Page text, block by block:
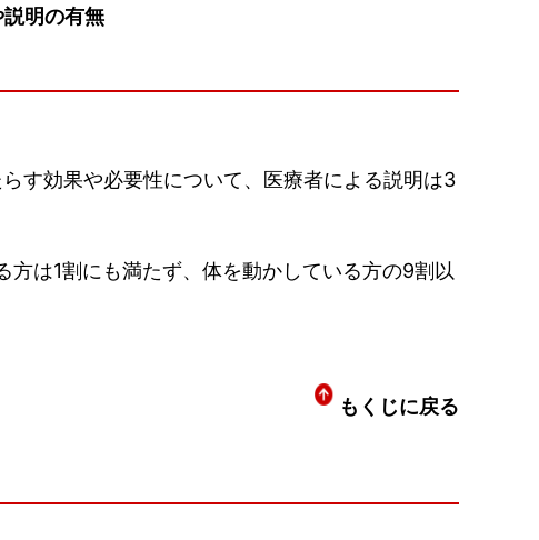
明の有無
す効果や必要性について、医療者による説明は3
は1割にも満たず、体を動かしている方の9割以
もくじに戻る